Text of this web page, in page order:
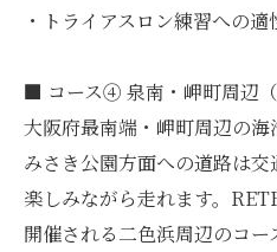
・トライアスロン練習への
■ コース④ 泉南・岬町周辺（
大阪府最南端・岬町周辺の海
みさき公園方面への道路は
楽しみながら走れます。
開催される二色浜周辺のコ